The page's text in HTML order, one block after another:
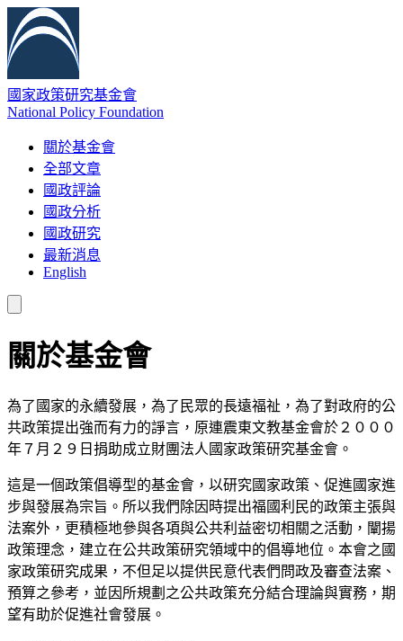
國家政策研究基金會
National Policy Foundation
關於基金會
全部文章
國政評論
國政分析
國政研究
最新消息
English
關於基金會
為了國家的永續發展，為了民眾的長遠福祉，為了對政府的公
共政策提出強而有力的諍言，原連震東文教基金會於２０００
年７月２９日捐助成立財團法人國家政策研究基金會。
這是一個政策倡導型的基金會，以研究國家政策、促進國家進
步與發展為宗旨。所以我們除因時提出福國利民的政策主張與
法案外，更積極地參與各項與公共利益密切相關之活動，闡揚
政策理念，建立在公共政策研究領域中的倡導地位。本會之國
家政策研究成果，不但足以提供民意代表們問政及審查法案、
預算之參考，並因所規劃之公共政策充分結合理論與實務，期
望有助於促進社會發展。